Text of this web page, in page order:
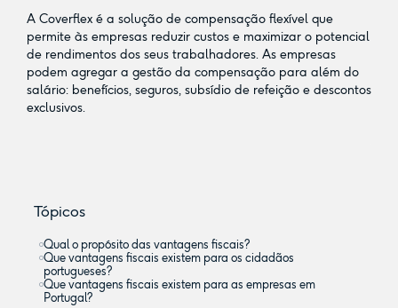
A Coverflex é a solução de compensação flexível que
permite às empresas reduzir custos e maximizar o potencial
de rendimentos dos seus trabalhadores. As empresas
podem agregar a gestão da compensação para além do
salário: benefícios, seguros, subsídio de refeição e descontos
exclusivos.
Tópicos
Qual o propósito das vantagens fiscais?
Que vantagens fiscais existem para os cidadãos
portugueses?
Que vantagens fiscais existem para as empresas em
Portugal?